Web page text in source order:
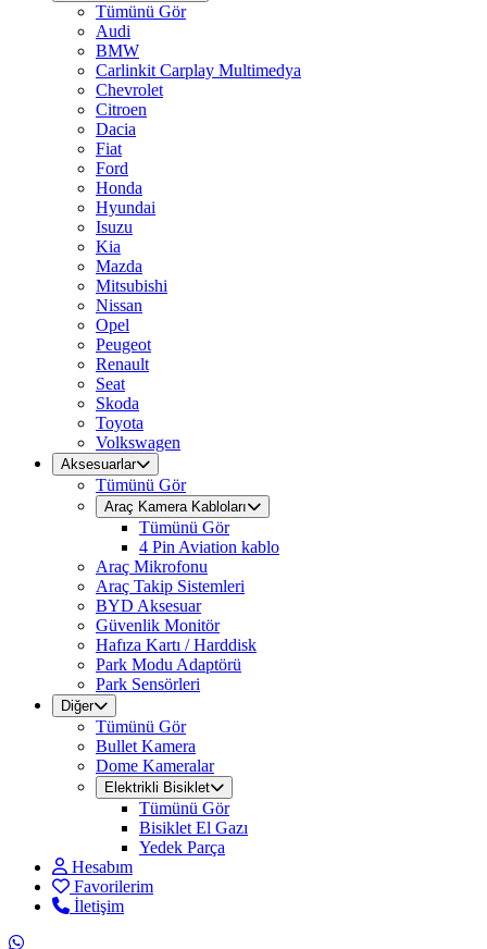
Tümünü Gör
Audi
BMW
Carlinkit Carplay Multimedya
Chevrolet
Citroen
Dacia
Fiat
Ford
Honda
Hyundai
Isuzu
Kia
Mazda
Mitsubishi
Nissan
Opel
Peugeot
Renault
Seat
Skoda
Toyota
Volkswagen
Aksesuarlar
Tümünü Gör
Araç Kamera Kabloları
Tümünü Gör
4 Pin Aviation kablo
Araç Mikrofonu
Araç Takip Sistemleri
BYD Aksesuar
Güvenlik Monitör
Hafıza Kartı / Harddisk
Park Modu Adaptörü
Park Sensörleri
Diğer
Tümünü Gör
Bullet Kamera
Dome Kameralar
Elektrikli Bisiklet
Tümünü Gör
Bisiklet El Gazı
Yedek Parça
Hesabım
Favorilerim
İletişim